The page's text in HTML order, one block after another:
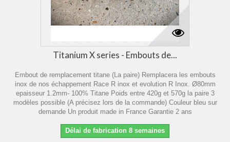
Titanium X series - Embouts de...
Embout de remplacement titane (La paire) Remplacera les embouts
inox de nos échappement Race R inox et evolution R Inox. Ø80mm
epaisseur 1.2mm- 100% Titane Poids entre 420g et 570g la paire 3
modèles possible (A précisez lors de la commande) Couleur bleu sur
demande Un produit made in France Garantie 2 ans
Délai de fabrication 8 semaines